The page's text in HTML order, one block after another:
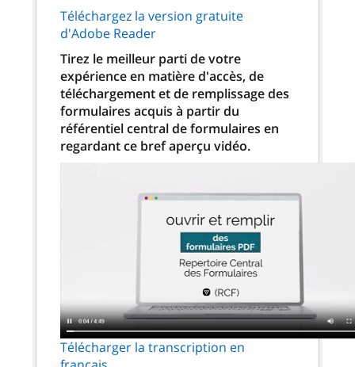
Téléchargez la version gratuite
d'Adobe Reader
Tirez le meilleur parti de votre
expérience en matière d'accès, de
téléchargement et de remplissage des
formulaires acquis à partir du
référentiel central de formulaires en
regardant ce bref aperçu vidéo.
Télécharger la transcription en